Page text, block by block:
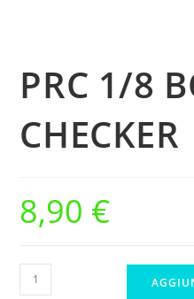
PRC 1/8
CHECKER
8,90 €
PRC